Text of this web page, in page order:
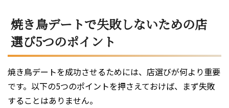
焼き鳥デートで失敗しないための店
選び5つのポイント
焼き鳥デートを成功させるためには、店選びが何より重要
です。以下の5つのポイントを押さえておけば、まず失敗
することはありません。